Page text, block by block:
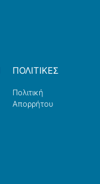
ΠΟΛΙΤΙΚΕΣ
Πολιτική
Απορρήτου